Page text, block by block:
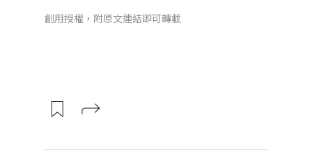
創用授權，附原文連結即可轉載